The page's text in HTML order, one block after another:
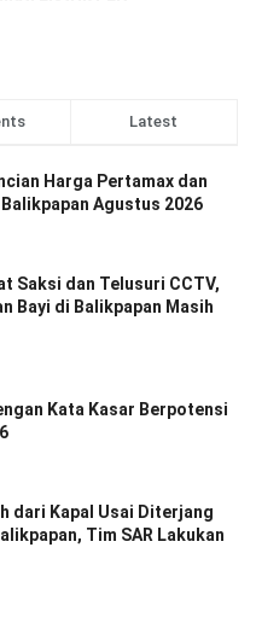
Latest
Harga Pertamax dan
Agustus 2026
Saksi dan Telusuri CCTV,
Bayi di Balikpapan Masih
Kata Kasar Berpotensi
dari Kapal Usai Diterjang
Tim SAR Lakukan